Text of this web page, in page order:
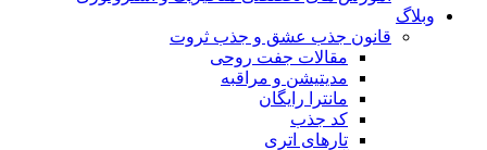
وبلاگ
قانون جذب عشق و جذب ثروت
مقالات جفت روحی
مدیتیشن و مراقبه
مانترا رایگان
کد جذب
تارهای اتری